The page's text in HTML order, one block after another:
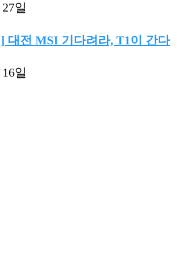
일
대전 MSI 기다려라, T1이 간다
일